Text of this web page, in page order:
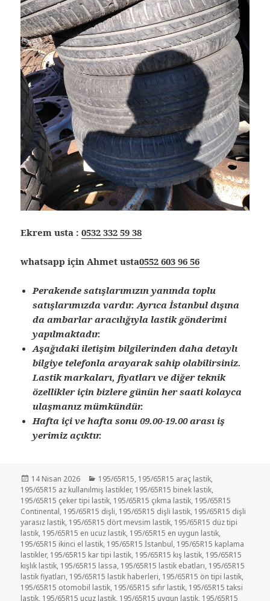
Ekrem usta :0532 332 59 38
whatsapp için Ahmet usta0552 603 96 56
Perakende satışlarımızın yanında toplu
satışlarımızda vardır. Ayrıca İstanbul dışına
da ambarlar aracılığıyla lastik gönderimi
yapılmaktadır.
Aşağıdaki iletişim bilgilerinden daha detaylı
bilgiye telefonla arayarak sahip olabilirsiniz.
Lastik markaları, fiyatları ve diğer teknik
özellikler için bizlere günün her saati kolayca
ulaşmanız mümkündür.
Hafta içi ve hafta sonu 09.00-19.00 arası iş
yerimiz açıktır.
Yayın
tarihi
14 Nisan 2026 Kategoriler
195/65R15, 195/65R15 araç lastik,
195/65R15 az kullanılmış lastikler, 195/65R15 binek lastik,
195/65R15 çeker tipi lastik, 195/65R15 çıkma lastik, 195/65R15
Continental, 195/65R15 dişli, 195/65R15 dişli lastik, 195/65R15 dişli
yarasız lastik, 195/65R15 dört mevsim lastik, 195/65R15 düz tipi
lastik, 195/65R15 en ucuz lastik, 195/65R15 en uygun lastik,
195/65R15 ikinci el lastik, 195/65R15 İstanbul, 195/65R15 kaplama
lastikler, 195/65R15 kar tipi lastik, 195/65R15 kış lastik, 195/65R15
kışlık lastik, 195/65R15 lassa, 195/65R15 lastik ebatları, 195/65R15
lastik fiyatları, 195/65R15 lastik haberleri, 195/65R15 ön tipi lastik,
195/65R15 otomobil lastik, 195/65R15 sıfır lastik, 195/65R15 taksi
lastik, 195/65R15 ucuz lastik, 195/65R15 uygun lastik, 195/65R15